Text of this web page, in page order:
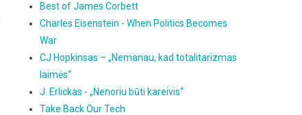
Best of James Corbett
Charles Eisenstein - When Politics Becomes
War
CJ Hopkinsas – „Nemanau, kad totalitarizmas
laimės“
J. Erlickas - „Nenoriu būti kareivis“
Take Back Our Tech